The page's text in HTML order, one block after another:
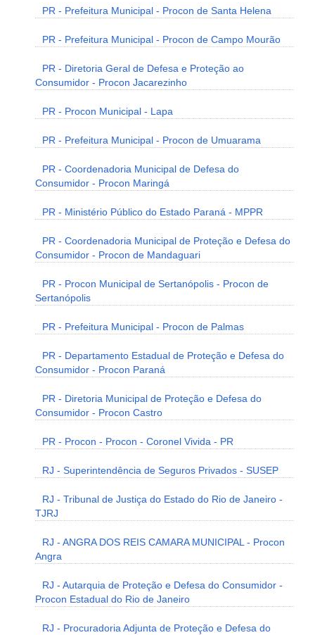
PR - Prefeitura Municipal - Procon de Santa Helena
PR - Prefeitura Municipal - Procon de Campo Mourão
PR - Diretoria Geral de Defesa e Proteção ao
Consumidor - Procon Jacarezinho
PR - Procon Municipal - Lapa
PR - Prefeitura Municipal - Procon de Umuarama
PR - Coordenadoria Municipal de Defesa do
Consumidor - Procon Maringá
PR - Ministério Público do Estado Paraná - MPPR
PR - Coordenadoria Municipal de Proteção e Defesa do
Consumidor - Procon de Mandaguari
PR - Procon Municipal de Sertanópolis - Procon de
Sertanópolis
PR - Prefeitura Municipal - Procon de Palmas
PR - Departamento Estadual de Proteção e Defesa do
Consumidor - Procon Paraná
PR - Diretoria Municipal de Proteção e Defesa do
Consumidor - Procon Castro
PR - Procon - Procon - Coronel Vivida - PR
RJ - Superintendência de Seguros Privados - SUSEP
RJ - Tribunal de Justiça do Estado do Rio de Janeiro -
TJRJ
RJ - ANGRA DOS REIS CAMARA MUNICIPAL - Procon
Angra
RJ - Autarquia de Proteção e Defesa do Consumidor -
Procon Estadual do Rio de Janeiro
RJ - Procuradoria Adjunta de Proteção e Defesa do